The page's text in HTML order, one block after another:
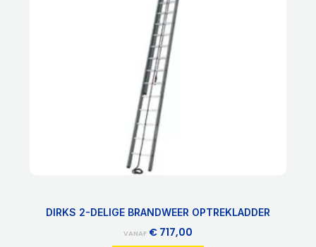
DIRKS 2-DELIGE BRANDWEER OPTREKLADDER
VANAF € 717,00
Deze
optie
kan
gekozen
worden
op
de
productpagina